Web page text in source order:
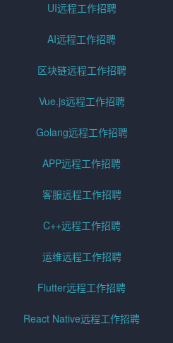
UI远程工作招聘
AI远程工作招聘
区块链远程工作招聘
Vue.js远程工作招聘
Golang远程工作招聘
APP远程工作招聘
客服远程工作招聘
C++远程工作招聘
运维远程工作招聘
Flutter远程工作招聘
React Native远程工作招聘